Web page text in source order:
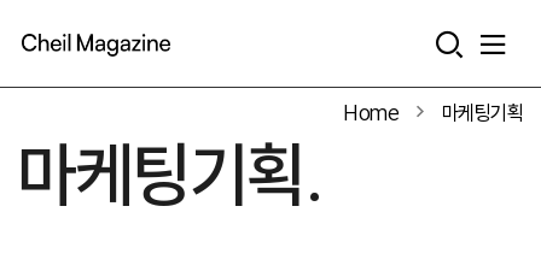
Home 마케팅기획
마케팅기획.